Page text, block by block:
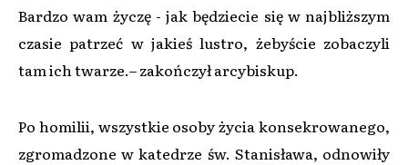
Bardzo wam życzę - jak będziecie się w najbliższym
czasie patrzeć w jakieś lustro, żebyście zobaczyli
tam ich twarze.– zakończył arcybiskup.
Po homilii, wszystkie osoby życia konsekrowanego,
zgromadzone w katedrze św. Stanisława, odnowiły